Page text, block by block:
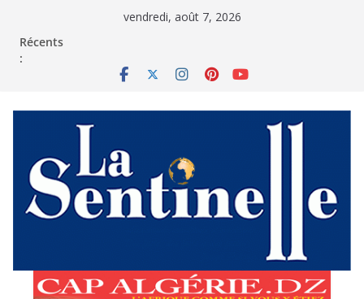
vendredi, août 7, 2026
Récents
: